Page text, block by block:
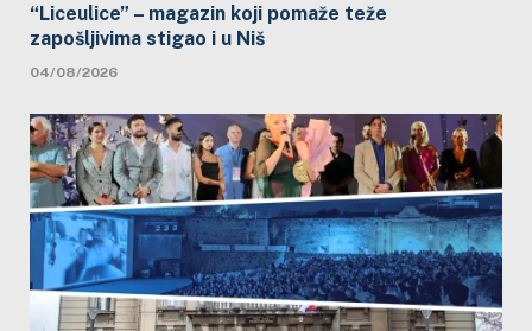
“Liceulice” – magazin koji pomaže teže
zapošljivima stigao i u Niš
04/08/2026